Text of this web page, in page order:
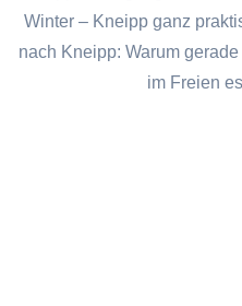
Winter – Kneipp ganz
nach Kneipp: Warum
im Freien